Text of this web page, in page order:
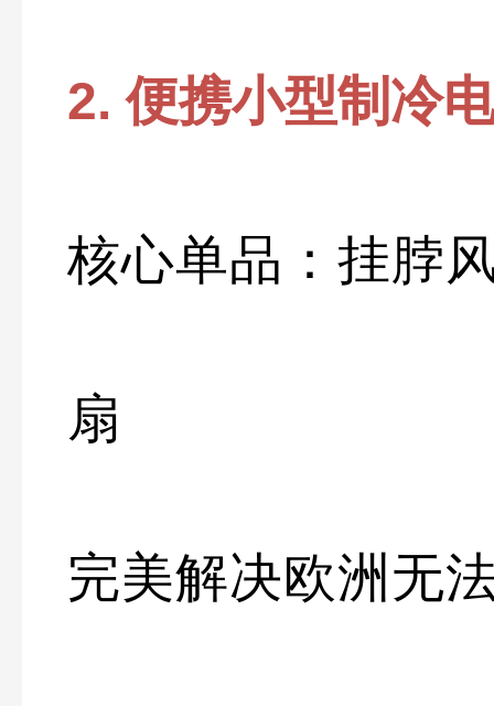
2. 便携小型制冷
核心单品：挂脖
扇
完美解决欧洲无